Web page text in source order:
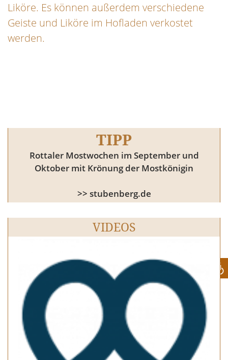
Liköre. Es können außerdem verschiedene
Geiste und Liköre im Hofladen verkostet
werden.
TIPP
Rottaler Mostwochen im September und
Oktober mit Krönung der Mostkönigin
>> stubenberg.de
VIDEOS